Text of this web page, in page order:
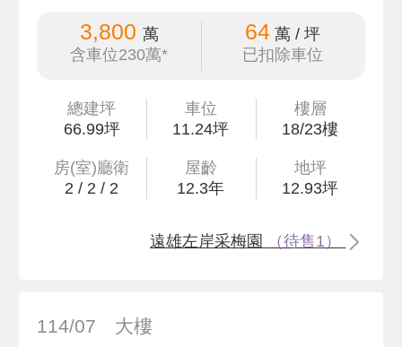
3,800 萬
含車位230萬*
64 萬 / 坪
已扣除車位
總建坪
66.99坪
車位
11.24坪
樓層
18/23樓
房(室)廳衛
2 / 2 / 2
屋齡
12.3年
地坪
12.93坪
遠雄左岸采梅園 （待售1）
114/07
大樓